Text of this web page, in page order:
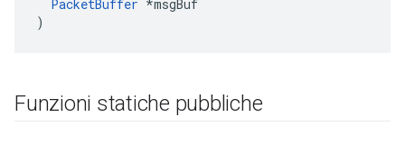
PacketBuffer *msgBuf
)
Funzioni statiche pubbliche